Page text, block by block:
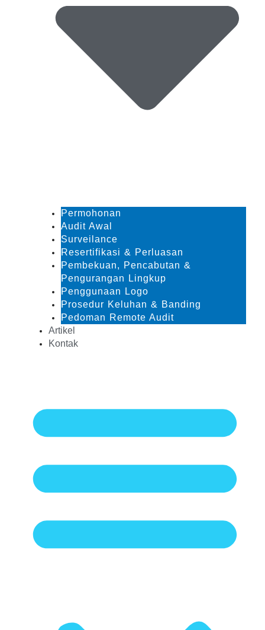
Permohonan
Audit Awal
Surveilance
Resertifikasi & Perluasan
Pembekuan, Pencabutan &
Pengurangan Lingkup
Penggunaan Logo
Prosedur Keluhan & Banding
Pedoman Remote Audit
Artikel
Kontak